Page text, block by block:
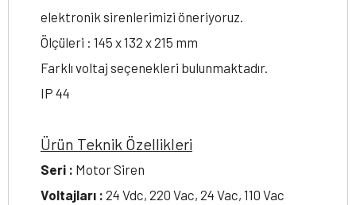
elektronik sirenlerimizi öneriyoruz.
Ölçüleri : 145 x 132 x 215 mm
Farklı voltaj seçenekleri bulunmaktadır.
IP 44
Ürün Teknik Özellikleri
Seri : Motor Siren
Voltajları : 24 Vdc, 220 Vac, 24 Vac, 110 Vac